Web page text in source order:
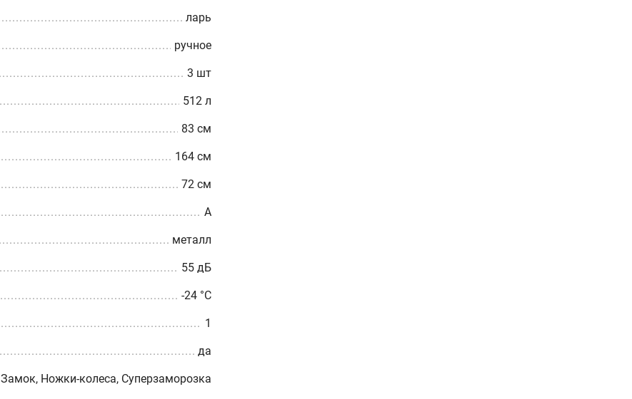
ларь
ручное
3 шт
512 л
83 см
164 см
72 см
A
металл
55 дБ
-24 °С
1
да
Замок, Ножки-колеса, Суперзаморозка